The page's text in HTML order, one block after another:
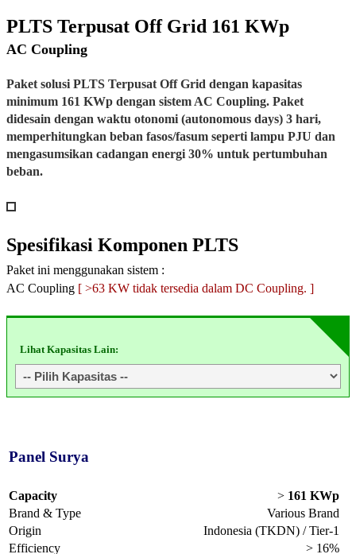
PLTS Terpusat Off Grid 161 KWp
AC Coupling
Paket solusi PLTS Terpusat Off Grid dengan kapasitas
minimum 161 KWp dengan sistem AC Coupling. Paket
didesain dengan waktu otonomi (autonomous days) 3 hari,
memperhitungkan beban fasos/fasum seperti lampu PJU dan
mengasumsikan cadangan energi 30% untuk pertumbuhan
beban.
Spesifikasi Komponen PLTS
Paket ini menggunakan sistem :
AC Coupling [ >63 KW tidak tersedia dalam DC Coupling. ]
Lihat Kapasitas Lain:
Panel Surya
Capacity > 161 KWp
Brand & Type
Various Brand
Origin
Indonesia (TKDN) / Tier-1
Efficiency
> 16%